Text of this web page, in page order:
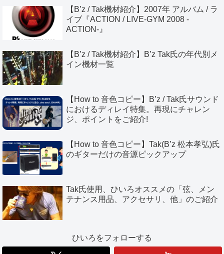
【B’z / Tak機材紹介】2007年 アルバム / ラ
イブ『ACTION / LIVE-GYM 2008 -
ACTION-』
【B’z / Tak機材紹介】B’z Tak氏の年代別メ
イン機材一覧
【How to 音色コピー】B’z / Tak氏サウンド
におけるディレイ特集。再現にチャレン
ジ、ポイントをご紹介!
【How to 音色コピー】Tak(B’z 松本孝弘)氏
のギターだけの音源ピックアップ
Tak氏使用、ひいろオススメの「弦、メン
テナンス用品、アクセサリ、他」のご紹介
ひいろをフォローする